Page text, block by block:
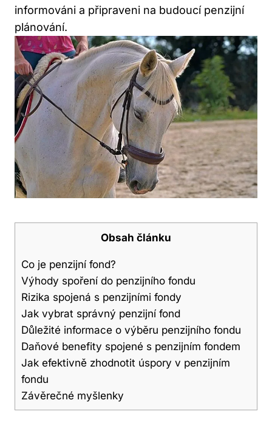
informováni a připraveni na budoucí penzijní
plánování.
Obsah článku
Co je ‍penzijní fond?
Výhody spoření do ‌penzijního fondu
Rizika spojená s penzijními fondy
Jak vybrat správný‌ penzijní fond
Důležité informace o výběru‍ penzijního fondu
Daňové benefity spojené s penzijním fondem
Jak efektivně⁣ zhodnotit​ úspory ⁣v⁤ penzijním⁢
fondu
Závěrečné myšlenky